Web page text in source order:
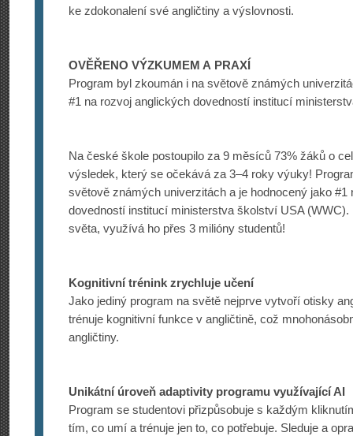
ke zdokonalení své angličtiny a výslovnosti.
OVĚŘENO VÝZKUMEM A PRAXÍ
Program byl zkoumán i na světově známých
#1 na rozvoj anglických dovedností institucí
Na české škole postoupilo za 9 měsíců 73% žáků o
výsledek, který se očekává za 3–4 roky výuky!
světově známých univerzitách a je hodnocený jako #1
dovedností institucí ministerstva školství USA
světa, využívá ho přes 3 milióny studentů!
Kognitivní trénink zrychluje učení
Jako jediný program na světě nejprve vytvoří otisky
trénuje kognitivní funkce v angličtině, což
angličtiny.
Unikátní úroveň adaptivity programu využívající AI
Program se studentovi přizpůsobuje s každým
tím, co umí a trénuje jen to, co potřebuje. Sleduje a